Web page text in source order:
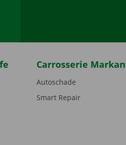
Carrosserie
Autoschade
Smart Repair